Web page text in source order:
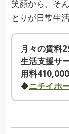
笑顔から。そ
とりが日常生
月々の賃料
生活支援サ
用料
◆ニチイホ